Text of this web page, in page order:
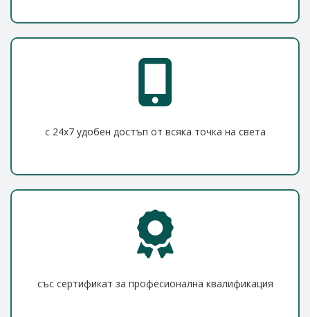
с 24x7 удобен достъп от всяка точка на света
със сертификат за професионална квалификация